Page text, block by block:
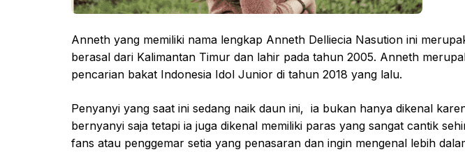
Anneth yang memiliki nama lengkap Anneth Delliecia Nasution ini
berasal dari Kalimantan Timur dan lahir pada tahun 2005. Anneth
pencarian bakat Indonesia Idol Junior di tahun 2018 yang lalu.
Penyanyi yang saat ini sedang naik daun ini, ia bukan hanya dikenal
bernyanyi saja tetapi ia juga dikenal memiliki paras yang sangat cantik
fans atau penggemar setia yang penasaran dan ingin mengenal lebih